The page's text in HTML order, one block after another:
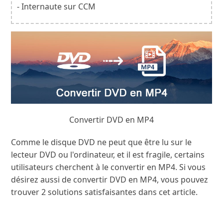
- Internaute sur CCM
Convertir DVD en MP4
Comme le disque DVD ne peut que être lu sur le
lecteur DVD ou l'ordinateur, et il est fragile, certains
utilisateurs cherchent à le convertir en MP4. Si vous
désirez aussi de convertir DVD en MP4, vous pouvez
trouver 2 solutions satisfaisantes dans cet article.